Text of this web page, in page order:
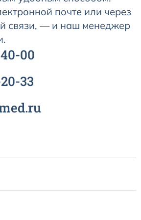
почте или через
связи, — и наш менеджер
00
33
аппаратов ИВЛ
давления (ИАД)
материалы GE
материалы